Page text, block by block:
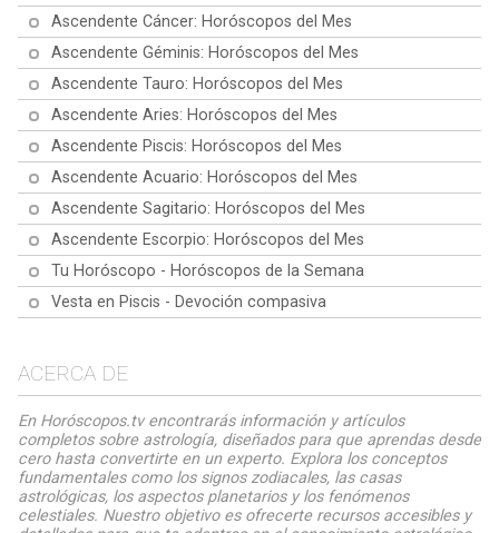
Ascendente Cáncer: Horóscopos del Mes
Ascendente Géminis: Horóscopos del Mes
Ascendente Tauro: Horóscopos del Mes
Ascendente Aries: Horóscopos del Mes
Ascendente Piscis: Horóscopos del Mes
Ascendente Acuario: Horóscopos del Mes
Ascendente Sagitario: Horóscopos del Mes
Ascendente Escorpio: Horóscopos del Mes
Tu Horóscopo - Horóscopos de la Semana
Vesta en Piscis - Devoción compasiva
ACERCA DE
En Horóscopos.tv encontrarás información y artículos
completos sobre astrología, diseñados para que aprendas desde
cero hasta convertirte en un experto. Explora los conceptos
fundamentales como los signos zodiacales, las casas
astrológicas, los aspectos planetarios y los fenómenos
celestiales. Nuestro objetivo es ofrecerte recursos accesibles y